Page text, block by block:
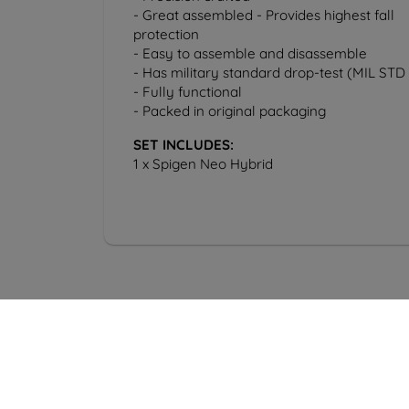
- Great assembled - Provides highest fall
protection
- Easy to assemble and disassemble
- Has military standard drop-test (MIL STD
- Fully functional
- Packed in original packaging
SET INCLUDES:
1 x Spigen Neo Hybrid